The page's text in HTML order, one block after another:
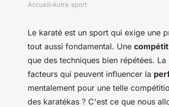
de
national?
Accueil›Autre sport
Le karaté est un sport qui exige une
tout aussi fondamental. Une
que des techniques bien répétées. La
facteurs qui peuvent influencer la
mentalement pour une telle
des karatékas ? C'est ce que nous